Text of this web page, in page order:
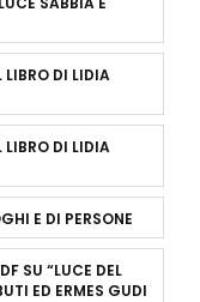
LIBRO DI LIDIA
LIBRO DI LIDIA
E DI PERSONE
SU “LUCE DEL
ED ERMES GUDI